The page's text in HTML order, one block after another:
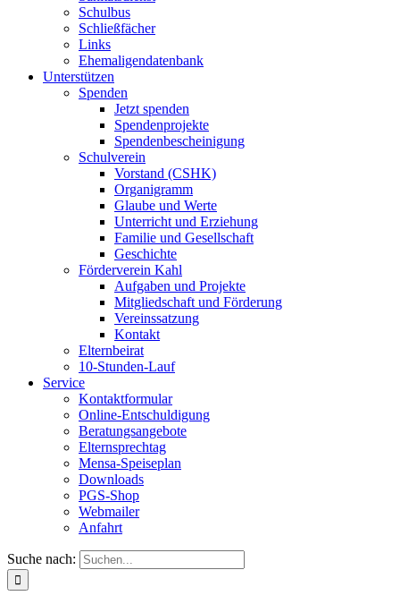
Schulbus
Schließfächer
Links
Ehemaligendatenbank
Unterstützen
Spenden
Jetzt spenden
Spendenprojekte
Spendenbescheinigung
Schulverein
Vorstand (CSHK)
Organigramm
Glaube und Werte
Unterricht und Erziehung
Familie und Gesellschaft
Geschichte
Förderverein Kahl
Aufgaben und Projekte
Mitgliedschaft und Förderung
Vereinssatzung
Kontakt
Elternbeirat
10-Stunden-Lauf
Service
Kontaktformular
Online-Entschuldigung
Beratungsangebote
Elternsprechtag
Mensa-Speiseplan
Downloads
PGS-Shop
Webmailer
Anfahrt
Suche nach: